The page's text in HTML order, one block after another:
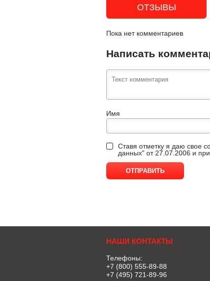
ОТЗЫВЫ
Пока нет комментариев
Написать
Имя
Ставя отметку я даю свое
данных" от 27.07.2006 и
НАШИ КОНТАКТЫ
Телефоны:
+7 (800) 555-89-88
+7 (495) 721-89-96